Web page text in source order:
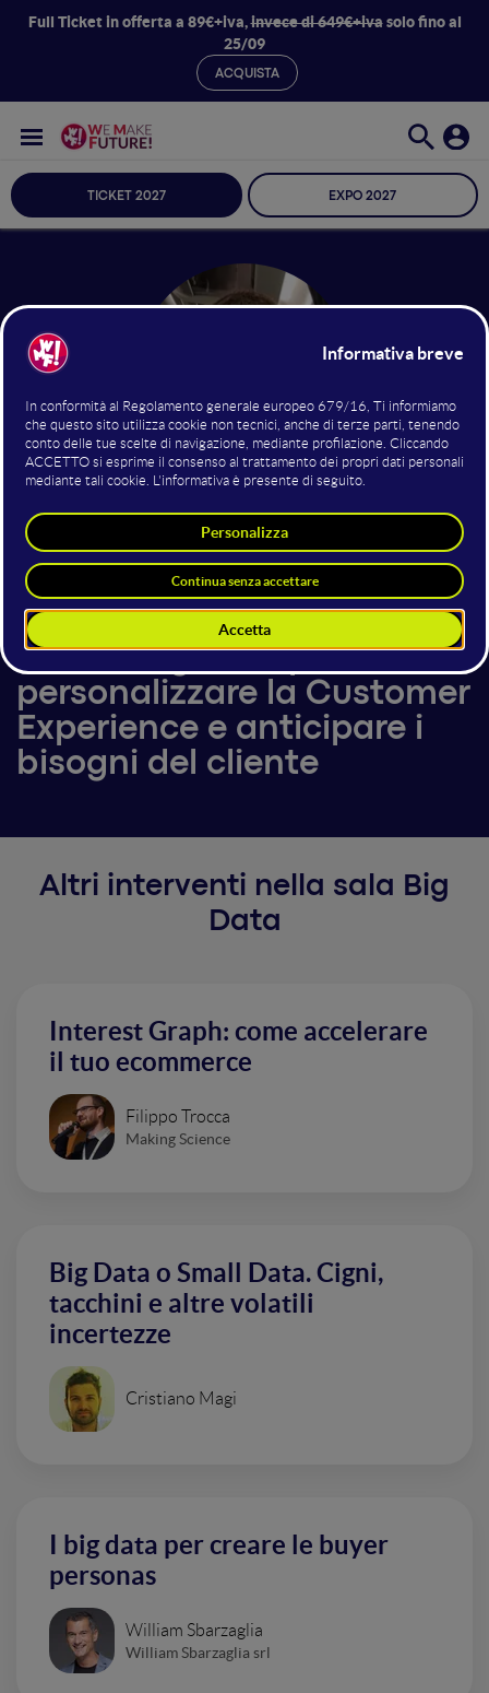
Full Ticket in offerta a 89€+iva,invece di 649€+ivasolo fino al
25/09
ACQUISTA
TICKET 2027 EXPO 2027
21 giugno 201815:50 - 16:30
Big Data
Usare i big data per
personalizzare la Customer
Experience e anticipare i
bisogni del cliente
Altri interventi nella sala Big
Data
Interest Graph: come accelerare
il tuo ecommerce
Filippo Trocca
Making Science
Big Data o Small Data. Cigni,
tacchini e altre volatili
incertezze
Cristiano Magi
I big data per creare le buyer
personas
William Sbarzaglia
William Sbarzaglia srl